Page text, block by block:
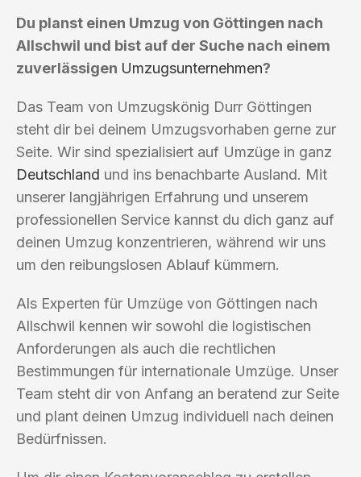
Du planst einen Umzug von Göttingen nach
Allschwil und bist auf der Suche nach einem
zuverlässigen Umzugsunternehmen?
Das Team von Umzugskönig Durr Göttingen
steht dir bei deinem Umzugsvorhaben gerne zur
Seite. Wir sind spezialisiert auf Umzüge in ganz
Deutschland und ins benachbarte Ausland. Mit
unserer langjährigen Erfahrung und unserem
professionellen Service kannst du dich ganz auf
deinen Umzug konzentrieren, während wir uns
um den reibungslosen Ablauf kümmern.
Als Experten für Umzüge von Göttingen nach
Allschwil kennen wir sowohl die logistischen
Anforderungen als auch die rechtlichen
Bestimmungen für internationale Umzüge. Unser
Team steht dir von Anfang an beratend zur Seite
und plant deinen Umzug individuell nach deinen
Bedürfnissen.